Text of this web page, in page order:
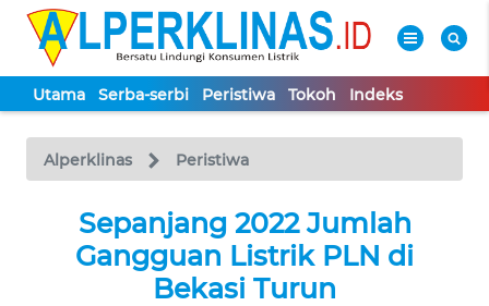
Utama Serba-serbi Peristiwa Tokoh Indeks
Alperklinas Peristiwa
Sepanjang 2022 Jumlah
Gangguan Listrik PLN di
Bekasi Turun
TV
Tutup
UTAMA